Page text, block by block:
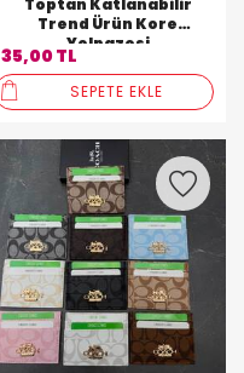
Toptan Katlanabilir
Trend Ürün Kore
Yelpazesi
35,00 TL
SEPETE EKLE